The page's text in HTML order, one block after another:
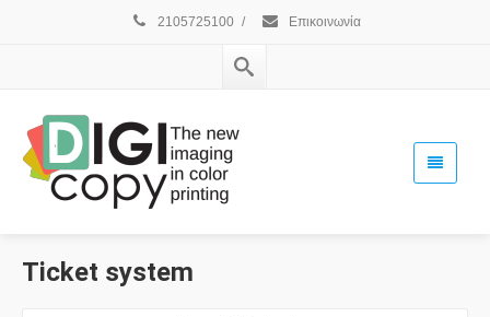
2105725100 / Επικοινωνία
Ticket system